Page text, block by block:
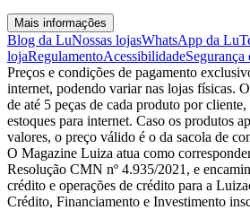
Mais informações
Blog da LuNossas lojasWhatsApp da Lu
lojaRegulamentoAcessibilidadeSegurança
Preços e condições de pagamento
internet, podendo variar nas lojas físicas.
de até 5 peças de cada produto por
estoques para internet. Caso os produtos
valores, o preço válido é o da sacola de
O Magazine Luiza atua como
Resolução CMN nº 4.935/2021, e
crédito e operações de crédito para a
Crédito, Financiamento e Investimento